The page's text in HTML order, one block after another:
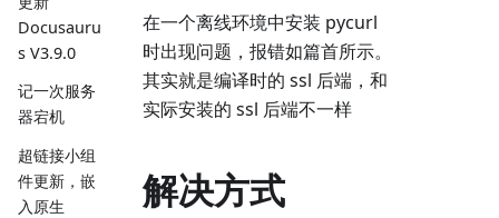
Docusauru
s V3.9.0
记一次服务
器宕机
超链接小组
件更新，嵌
入原生
在一个离线环境中安装 pycurl
时出现问题，报错如篇首所示。
其实就是编译时的 ssl 后端，和
实际安装的 ssl 后端不一样
解决方式